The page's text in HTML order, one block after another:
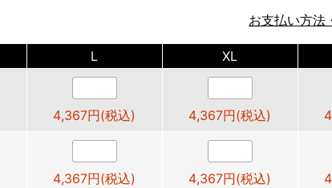
お支払い方法
L XL
4,367円(税込) 4,367円(税込)
4,367円(税込) 4,367円(税込)